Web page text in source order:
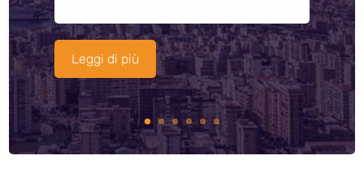
Leggi di più